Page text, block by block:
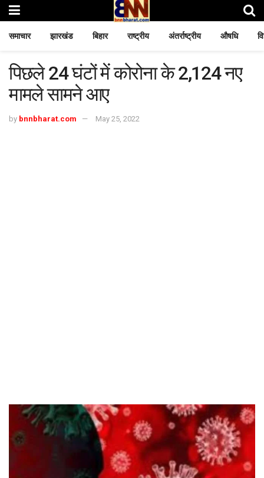
समाचार झारखंड बिहार राष्ट्रीय अंतर्राष्ट्रीय औषधि
पिछले 24 घंटों में कोरोना के 2,124 नए
मामले सामने आए
by bnnbharat.com May 25, 2022